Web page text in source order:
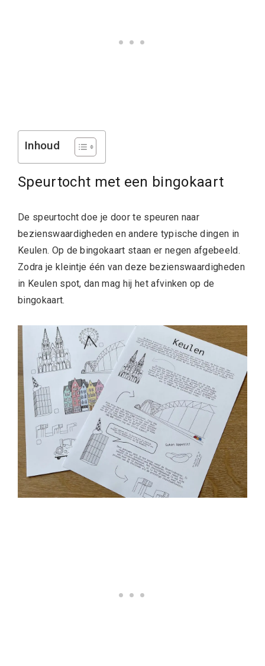
Inhoud
Speurtocht met een bingokaart
De speurtocht doe je door te speuren naar
bezienswaardigheden en andere typische dingen in
Keulen. Op de bingokaart staan er negen afgebeeld.
Zodra je kleintje één van deze bezienswaardigheden
in Keulen spot, dan mag hij het afvinken op de
bingokaart.